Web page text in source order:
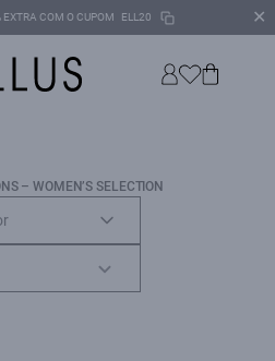
COM O CUPOM ELL20 ✕
– WOMEN’S SELECTION